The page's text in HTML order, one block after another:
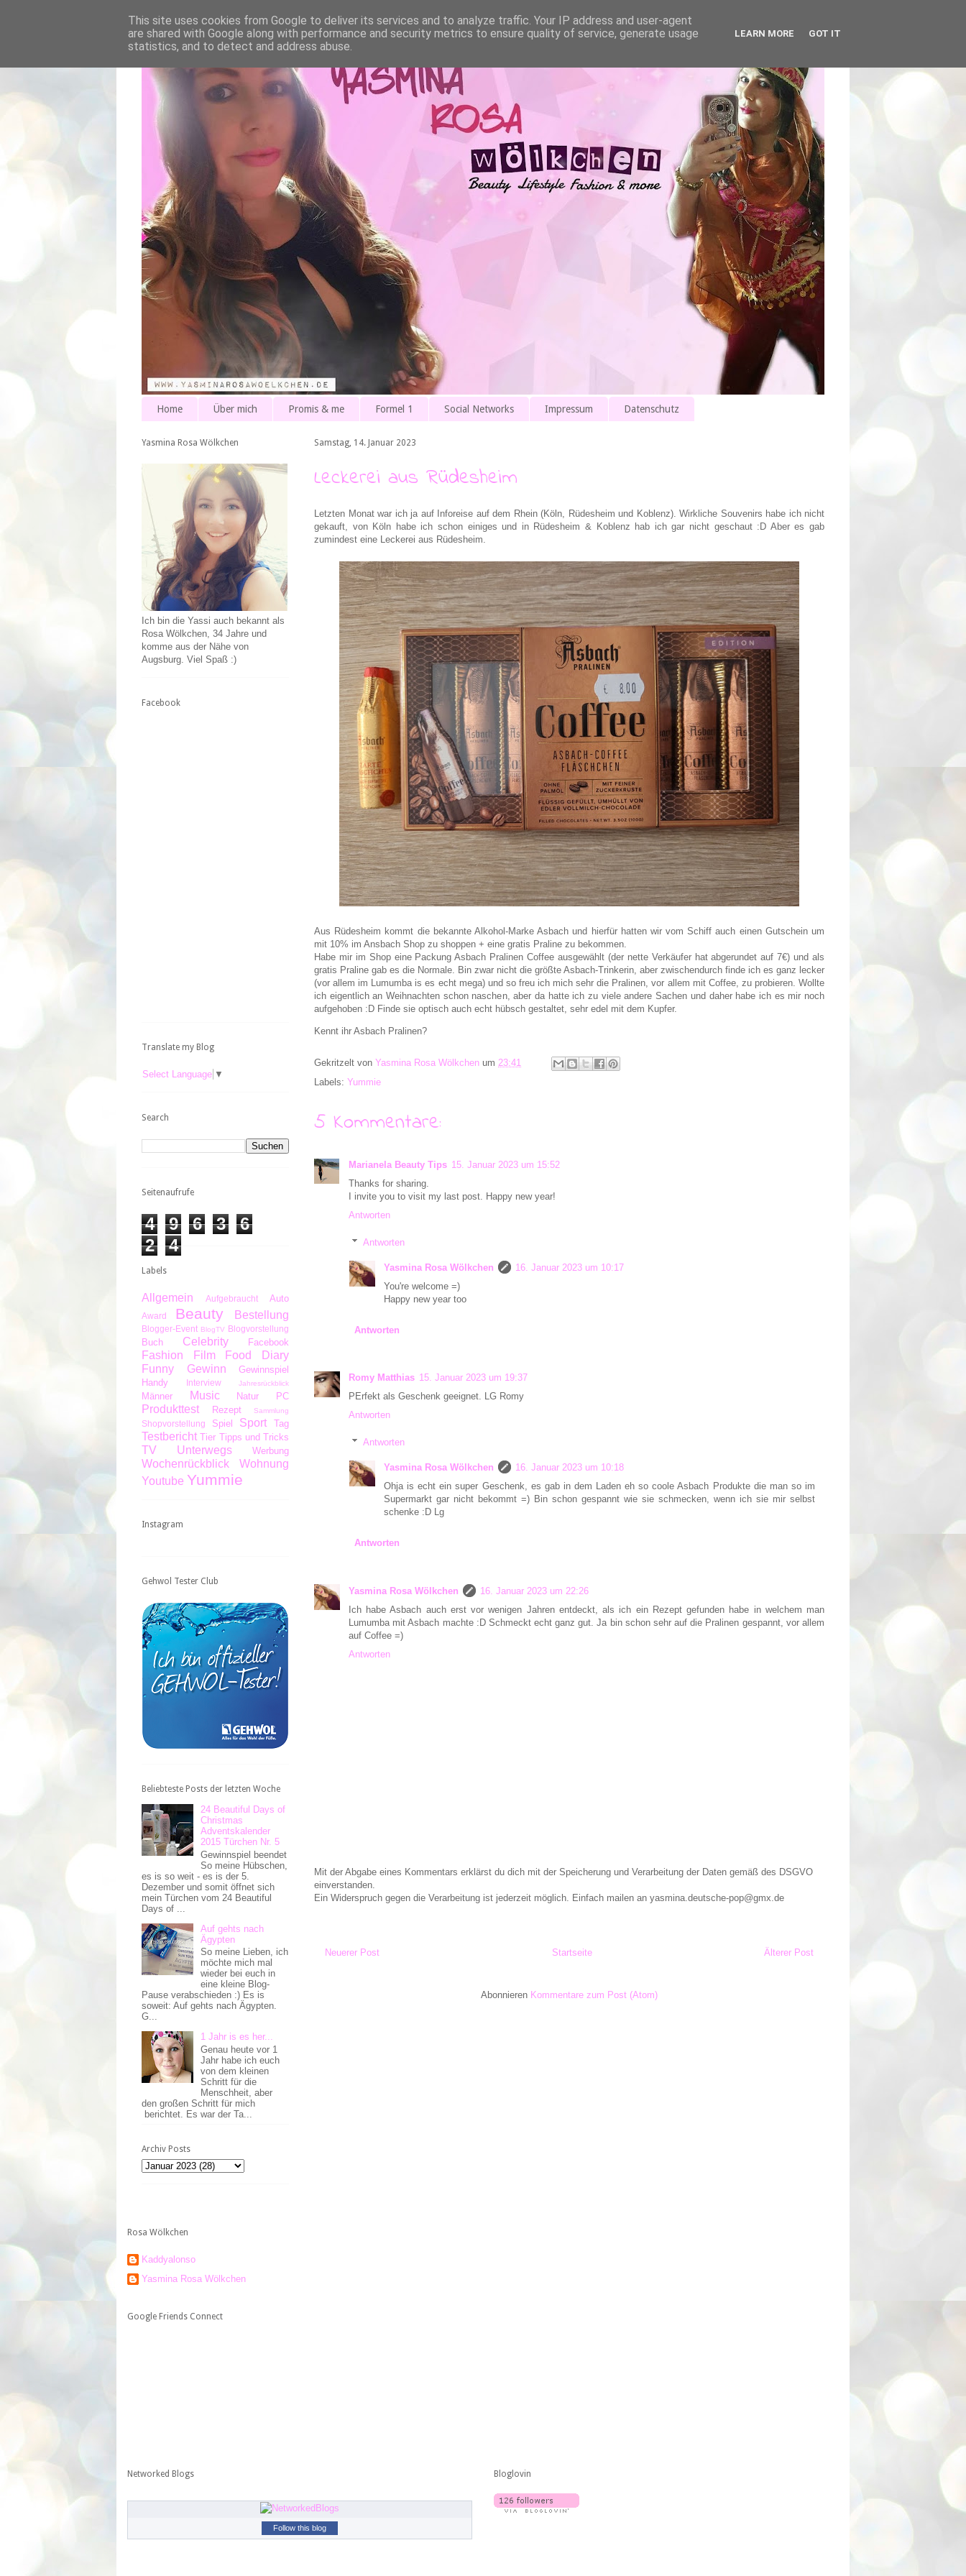
Home Über mich Promis & me Formel 1 Social Networks Impressum Datenschutz
Samstag, 14. Januar 2023
Leckerei aus Rüdesheim
Letzten Monat war ich ja auf Inforeise auf dem Rhein (Köln, Rüdesheim und Koblenz). Wirkliche Souvenirs habe ich nicht
gekauft, von Köln habe ich schon einiges und in Rüdesheim & Koblenz hab ich gar nicht geschaut :D Aber es gab
zumindest eine Leckerei aus Rüdesheim.
Aus Rüdesheim kommt die bekannte Alkohol-Marke Asbach und hierfür hatten wir vom Schiff auch einen Gutschein um
mit 10% im Ansbach Shop zu shoppen + eine gratis Praline zu bekommen.
Habe mir im Shop eine Packung Asbach Pralinen Coffee ausgewählt (der nette Verkäufer hat abgerundet auf 7€) und als
gratis Praline gab es die Normale. Bin zwar nicht die größte Asbach-Trinkerin, aber zwischendurch finde ich es ganz lecker
(vor allem im Lumumba is es echt mega) und so freu ich mich sehr die Pralinen, vor allem mit Coffee, zu probieren. Wollte
ich eigentlich an Weihnachten schon naschen, aber da hatte ich zu viele andere Sachen und daher habe ich es mir noch
aufgehoben :D Finde sie optisch auch echt hübsch gestaltet, sehr edel mit dem Kupfer.
Kennt ihr Asbach Pralinen?
Gekritzelt von Yasmina Rosa Wölkchen um 23:41
Labels: Yummie
5 Kommentare:
Marianela Beauty Tips 15. Januar 2023 um 15:52
Thanks for sharing.
I invite you to visit my last post. Happy new year!
Antworten
Antworten
Yasmina Rosa Wölkchen
16. Januar 2023 um 10:17
You're welcome =)
Happy new year too
Antworten
Romy Matthias 15. Januar 2023 um 19:37
PErfekt als Geschenk geeignet. LG Romy
Antworten
Antworten
Yasmina Rosa Wölkchen
16. Januar 2023 um 10:18
Ohja is echt ein super Geschenk, es gab in dem Laden eh so coole Asbach Produkte die man so im
Supermarkt gar nicht bekommt =) Bin schon gespannt wie sie schmecken, wenn ich sie mir selbst
schenke :D Lg
Antworten
Yasmina Rosa Wölkchen
16. Januar 2023 um 22:26
Ich habe Asbach auch erst vor wenigen Jahren entdeckt, als ich ein Rezept gefunden habe in welchem man
Lumumba mit Asbach machte :D Schmeckt echt ganz gut. Ja bin schon sehr auf die Pralinen gespannt, vor allem
auf Coffee =)
Antworten
Mit der Abgabe eines Kommentars erklärst du dich mit der Speicherung und Verarbeitung der Daten gemäß des DSGVO
einverstanden.
Ein Widerspruch gegen die Verarbeitung ist jederzeit möglich. Einfach mailen an yasmina.deutsche-pop@gmx.de
Neuerer Post Älterer Post
Startseite
Abonnieren Kommentare zum Post (Atom)
Yasmina Rosa Wölkchen
Ich bin die Yassi auch bekannt als
Rosa Wölkchen, 34 Jahre und
komme aus der Nähe von
Augsburg. Viel Spaß :)
Facebook
Translate my Blog
Select Language ▼
Search
Seitenaufrufe
4 9 6 3
6
2
4
Labels
Allgemein Aufgebraucht Auto
Award Beauty Bestellung
Blogger-Event BlogTV Blogvorstellung
Buch Celebrity Facebook
Fashion Film
Food Diary
Funny
Gewinn
Gewinnspiel
Handy
Interview Jahresrückblick
Männer Music Natur PC
Produkttest Rezept Sammlung
Shopvorstellung Spiel Sport Tag
Testbericht Tier Tipps und Tricks
TV Unterwegs Werbung
Wochenrückblick
Wohnung
Youtube Yummie
Instagram
Gehwol Tester Club
Beliebteste Posts der letzten Woche
24 Beautiful Days of
Christmas
Adventskalender
2015 Türchen Nr. 5
Gewinnspiel beendet
So meine Hübschen,
es is so weit - es is der 5.
Dezember und somit öffnet sich
mein Türchen vom 24 Beautiful
Days of ...
Auf gehts nach
Ägypten
So meine Lieben, ich
möchte mich mal
wieder bei euch in
eine kleine Blog-
Pause verabschieden :) Es is
soweit: Auf gehts nach Ägypten.
G...
1 Jahr is es her...
Genau heute vor 1
Jahr habe ich euch
von dem kleinen
Schritt für die
Menschheit, aber
den großen Schritt für mich
berichtet. Es war der Ta...
Archiv Posts
Rosa Wölkchen
Kaddyalonso
Yasmina Rosa Wölkchen
Google Friends Connect
Networked Blogs
Follow this blog
Bloglovin
This site uses cookies from Google to deliver its services and to analyze traffic. Your IP address and user-agent
are shared with Google along with performance and security metrics to ensure quality of service, generate usage
statistics, and to detect and address abuse.
LEARN MORE GOT IT